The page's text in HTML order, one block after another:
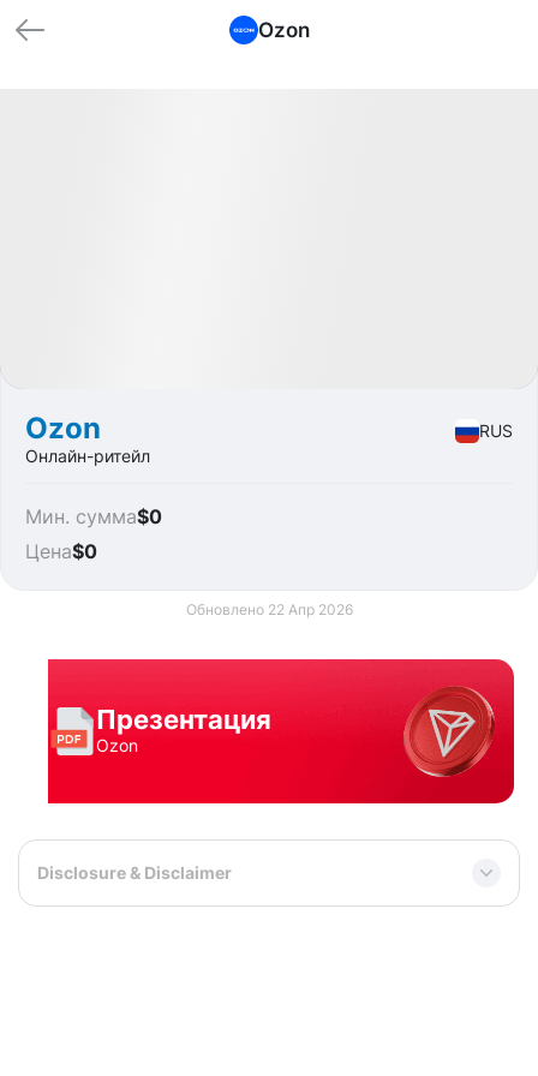
Ozon
Ozon
RUS
Онлайн-ритейл
$0
Цена
$0
Мин. сумма
Обновлено 22 Апр 2026
Презентация
Ozon
Disclosure & Disclaimer